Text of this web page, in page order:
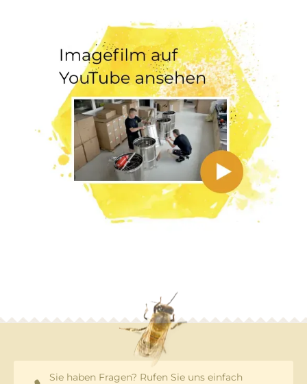
Sie haben Fragen? Rufen Sie uns einfach